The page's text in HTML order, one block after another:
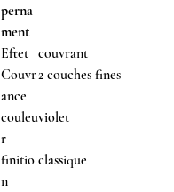
perna
ment
Eftet couvrant
Couvr
ance
2 couches fines
couleu
r
violet
finitio
n
classique